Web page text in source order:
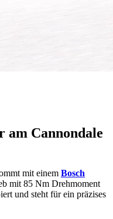
am Cannondale
mit einem Bosch
mit 85 Nm Drehmoment
und steht für ein präzises